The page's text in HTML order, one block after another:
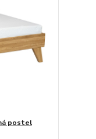
postel